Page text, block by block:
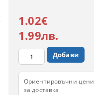
1.02€
1.99лв.
Ориентировъчни цени
за доставка